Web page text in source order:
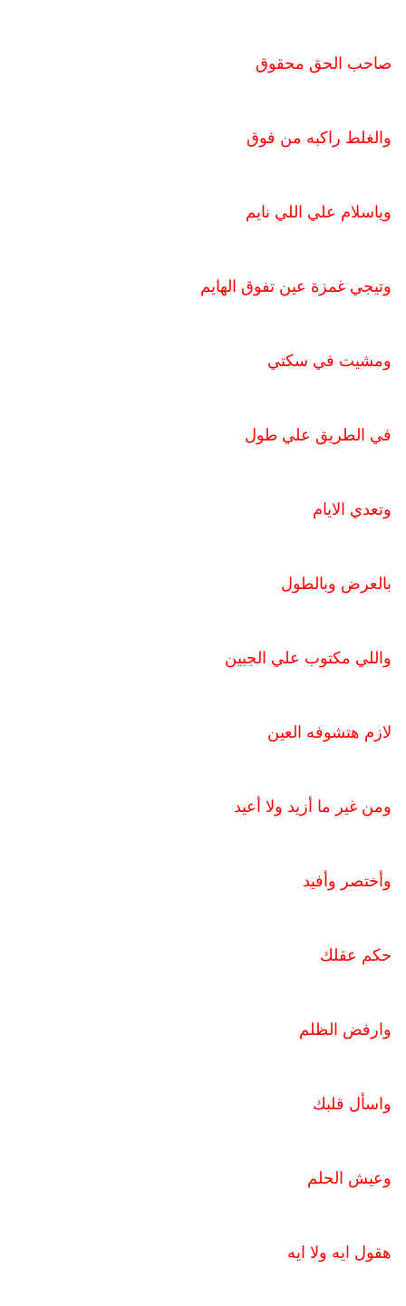
صاحب الحق محقوق
والغلط راكبه من فوق
وياسلام علي اللي نايم
وتيجي غمزة عين تفوق الهايم
ومشيت في سكتي
في الطريق علي طول
وتعدي الايام
بالعرض وبالطول
واللي مكتوب علي الجبين
لازم هتشوفه العين
ومن غير ما أزيد ولا أعيد
وأختصر وأفيد
حكم عقلك
وارفض الظلم
واسأل قلبك
وعيش الحلم
هقول ايه ولا ايه